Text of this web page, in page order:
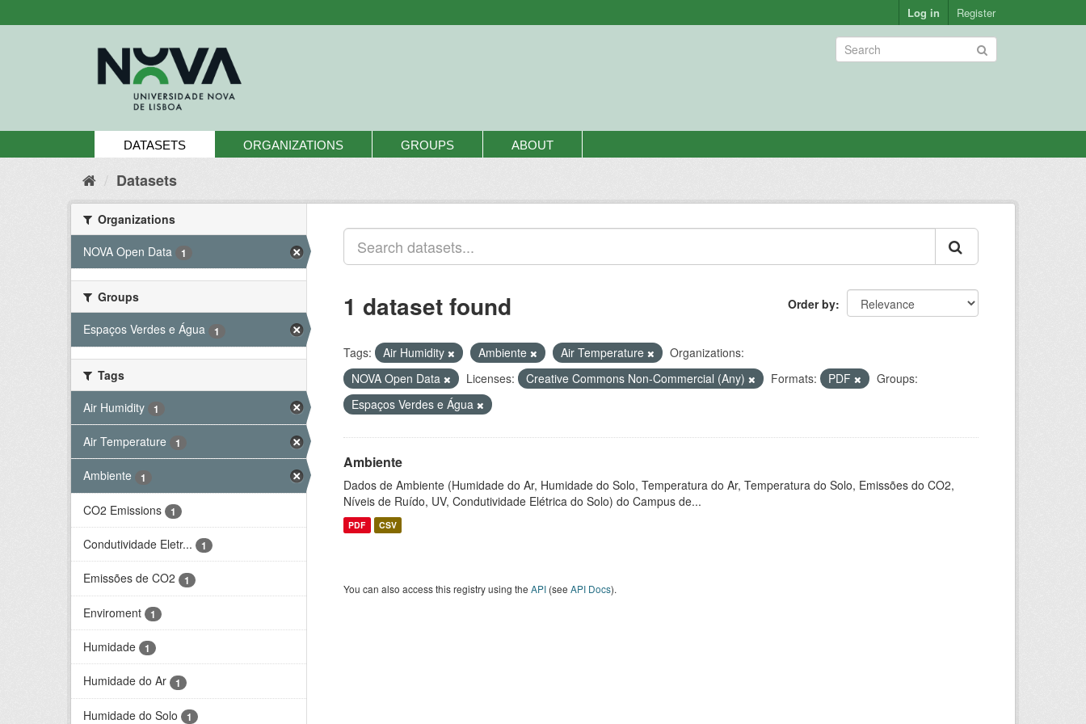
to
Log in Register
DATASETS ORGANIZATIONS GROUPS ABOUT
Datasets
Organizations
NOVA Open Data
1
Groups
Espaços Verdes e Água
1
Tags
Air Humidity
1
Air Temperature 1
Ambiente 1
CO2 Emissions 1
Condutividade Eletr... 1
Emissões de CO2 1
Enviroment 1
Humidade 1
Humidade do Ar 1
Humidade do Solo 1
Order by
1 dataset found
Tags: Air Humidity Ambiente Air Temperature
Organizations:
NOVA Open Data
Licenses: Creative Commons Non-Commercial (Any) Formats: PDF
Groups:
Espaços Verdes e Água
Ambiente
Dados de Ambiente (Humidade do Ar, Humidade do Solo, Temperatura do Ar, Temperatura do Solo, Emissões do CO2,
Níveis de Ruído, UV, Condutividade Elétrica do Solo) do Campus de...
PDF CSV
You can also access this registry using the API (see API Docs).